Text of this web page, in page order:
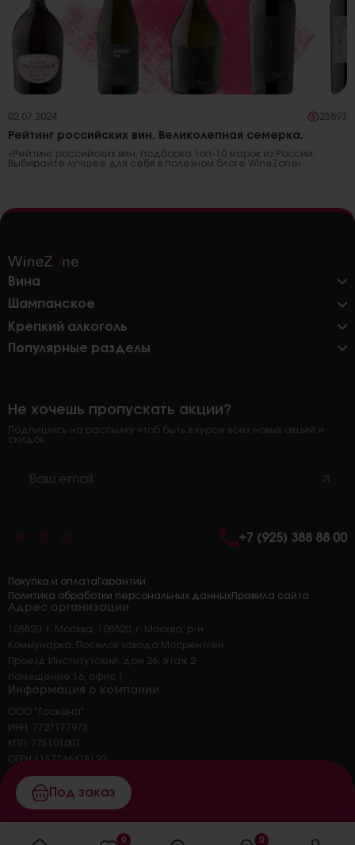
Под заказ
02.07.2024 23893
Рейтинг российских вин. Великолепная семерка.
«Рейтинг российских вин, подборка топ-10 марок из России.
Выбирайте лучшее для себя в полезном блоге WineZone»
0 0
Вина
Шампанское
Крепкий алкоголь
Популярные разделы
Адрес организации
108820, г. Москва, 108820, г. Москва, р-н
Коммунарка, Поселок завода Мосрентген,
Проезд Институтский, дом 26, этаж 2,
помещение 16, офис 1
Информация о компании
ООО "Тоскана"
ИНН: 7727177973
КПП: 775101001
ОГРН 1157746478120
ОКПО 45326414
Основной вид деятельности: 47.25 торговля
розничная напитками в
специализированных магазинах
Не хочешь пропускать акции?
Подпишись на рассылку чтоб быть в курсе всех новых акций и
скидок
+7 (925) 388 88 00
Покупка и оплата Гарантии
Политика обработки персональных данныхПравила сайта